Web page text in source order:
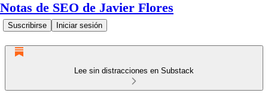
Notas de SEO de Javier Flores
Suscribirse Iniciar sesión
Lee sin distracciones en Substack